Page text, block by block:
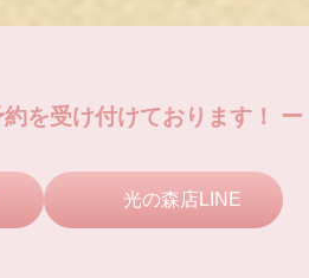
を受け付けております！ ー
光の森店LINE